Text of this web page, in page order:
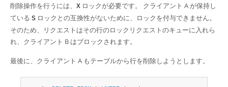
削除操作を行うには、 X ロックが必要です。 クライアント A が保持し
ている S ロックとの互換性がないために、ロックを付与できません。
そのため、リクエストはその行のロックリクエストのキューに入れら
れ、クライアント B はブロックされます。
最後に、クライアント A もテーブルから行を削除しようとします。